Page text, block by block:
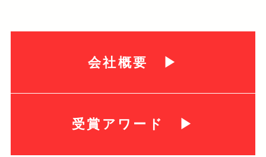
会社概要 ▶
受賞アワード ▶